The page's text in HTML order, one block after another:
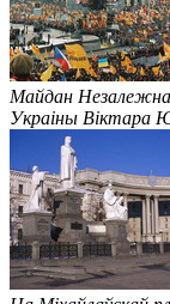
Майдан
Украіны Віктара